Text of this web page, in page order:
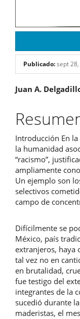
Publicado:sept
principal
del
artículo
Juan A.
Introducción En
la humanidad
“racismo”,
ampliamente
Un ejemplo son
selectivos
campo de
Difícilmente se
México, país
extranjeros, haya
tal vez no en
en brutalidad,
fue testigo del
integrantes de la
sucedió durante
maderistas, el